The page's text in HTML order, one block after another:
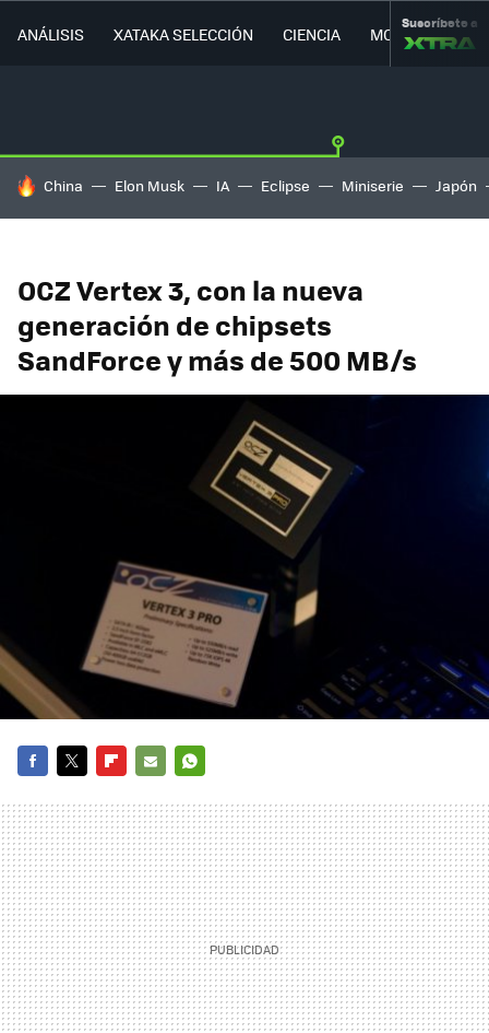
ANÁLISIS XATAKA SELECCIÓN CIENCIA MOVILIDAD
Suscríbete a
HOY SE HABLA DE
China Elon Musk IA Eclipse Miniserie Japón
OCZ Vertex 3, con la nueva
generación de chipsets
SandForce y más de 500 MB/s
MAIL